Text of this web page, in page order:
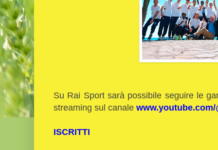
Su Rai Sport sarà possibile seguire le
streaming sul canale
ISCRITTI